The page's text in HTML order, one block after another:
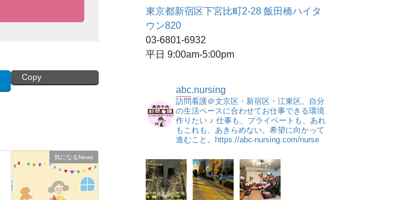
Copy
気になるNews
東京都新宿区下宮比町2-28 飯田橋ハイタ
ウン820
03-6801-6932
平日 9:00am-5:00pm
abc.nursing
訪問看護＠文京区・新宿区・江東区。自分
の生活ペースに合わせてお仕事できる環境
作りたい ♪ 仕事も、プライベートも、あれ
もこれも、あきらめない。希望に向かって
進むこと。https://abc-nursing.com/nurse